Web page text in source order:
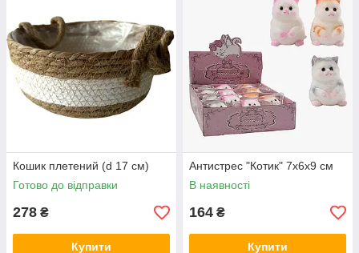
Кошик плетений (d 17 см)
Готово до відправки
278 ₴
Купити
Антистрес "Котик" 7х6х9 см
В наявності
164 ₴
Купити